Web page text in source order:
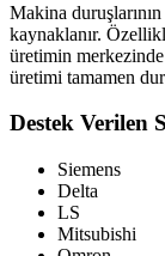
Makina
kaynaklanır.
üretimin
üretimi tamamen
Destek Verilen
Siemens
Delta
LS
Mitsubishi